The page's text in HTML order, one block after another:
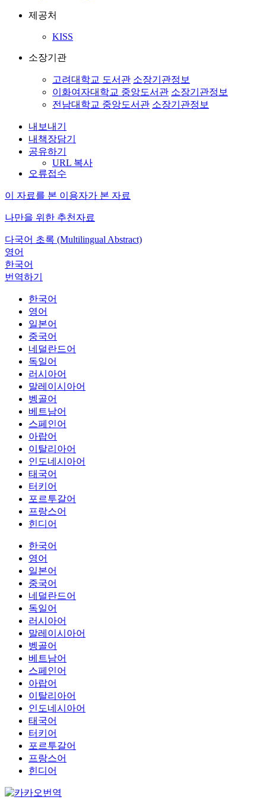
제공처
KISS
소장기관
고려대학교 도서관 소장기관정보
이화여자대학교 중앙도서관 소장기관정보
전남대학교 중앙도서관 소장기관정보
내보내기
내책장담기
공유하기
URL 복사
오류접수
이 자료를 본 이용자가 본 자료
나만을 위한 추천자료
다국어 초록 (Multilingual Abstract)
영어
한국어
번역하기
한국어
영어
일본어
중국어
네덜란드어
독일어
러시아어
말레이시아어
벵골어
베트남어
스페인어
아랍어
이탈리아어
인도네시아어
태국어
터키어
포르투갈어
프랑스어
힌디어
한국어
영어
일본어
중국어
네덜란드어
독일어
러시아어
말레이시아어
벵골어
베트남어
스페인어
아랍어
이탈리아어
인도네시아어
태국어
터키어
포르투갈어
프랑스어
힌디어